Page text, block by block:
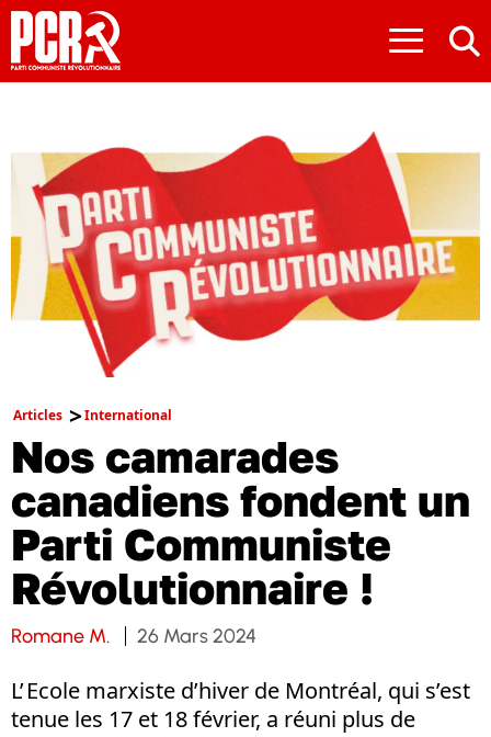
≡
Articles International
Nos camarades
canadiens fondent un
Parti Communiste
Révolutionnaire !
Romane M. 26 Mars 2024
L’ Ecole marxiste d’hiver de Montréal, qui s’est
tenue les 17 et 18 février, a réuni plus de